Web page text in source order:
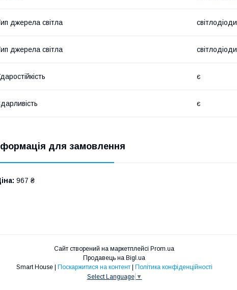
джерела світла світлодіоди
джерела світла світлодіоди
є
є
для замовлення
967 ₴
Сайт створений на маркетплейсі Prom.ua
Продавець на Bigl.ua
Поскаржитися на контент
Політика конфіденційності
Select Language ▼